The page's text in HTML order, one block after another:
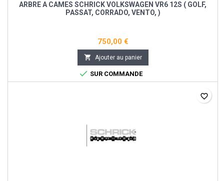
ARBRE A CAMES SCHRICK VOLKSWAGEN VR6 12S ( GOLF,
PASSAT, CORRADO, VENTO, )
750,00 €
 Ajouter au panier
 SUR COMMANDE
favorite_border